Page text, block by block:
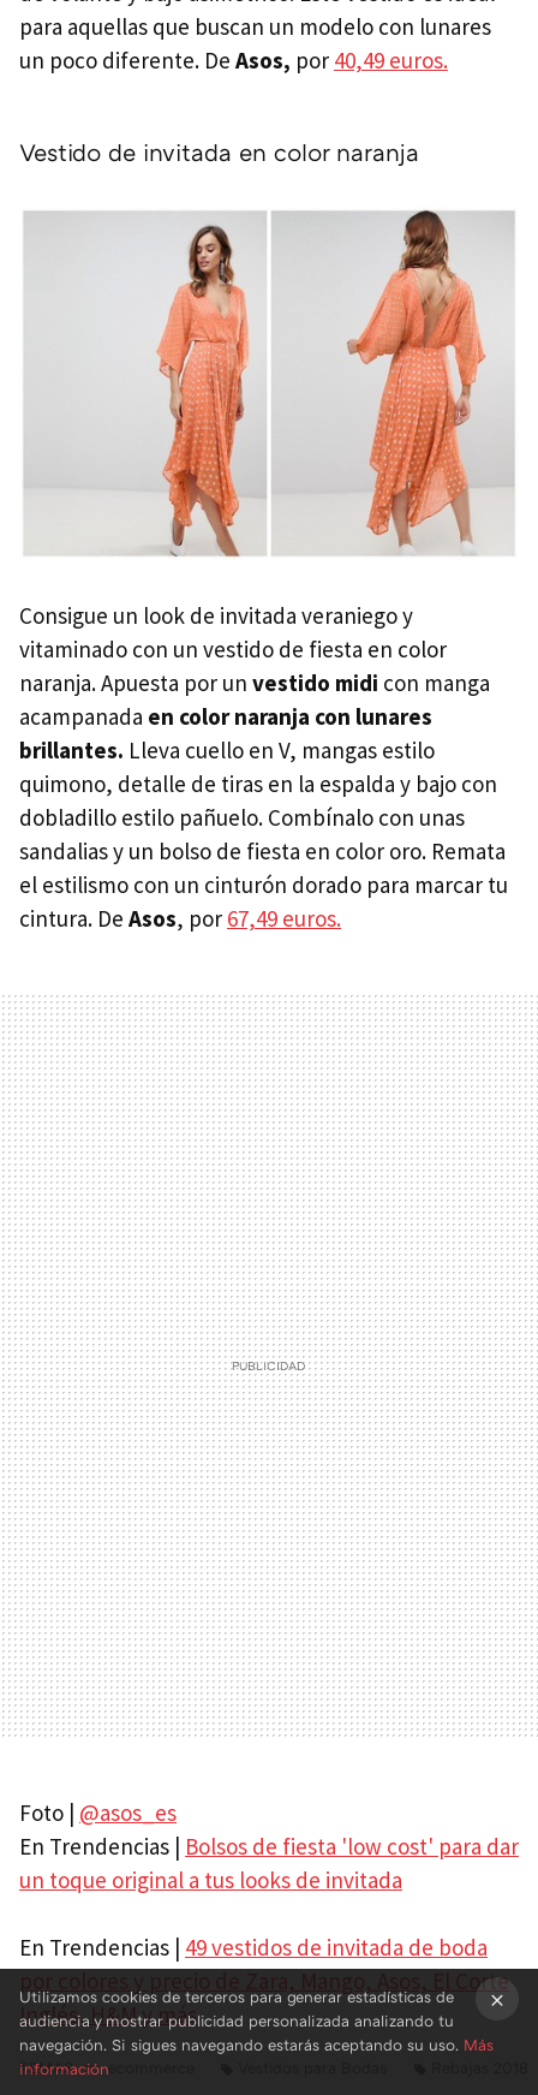
para aquellas que buscan un modelo con lunares
un poco diferente. De Asos, por 40,49 euros.
Vestido de invitada en color naranja
Consigue un look de invitada veraniego y
vitaminado con un vestido de fiesta en color
naranja. Apuesta por un vestido midi con manga
acampanada en color naranja con lunares
brillantes. Lleva cuello en V, mangas estilo
quimono, detalle de tiras en la espalda y bajo con
dobladillo estilo pañuelo. Combínalo con unas
sandalias y un bolso de fiesta en color oro. Remata
el estilismo con un cinturón dorado para marcar tu
cintura. De Asos, por 67,49 euros.
Foto | @asos_es
En Trendencias | Bolsos de fiesta 'low cost' para dar
un toque original a tus looks de invitada
En Trendencias | 49 vestidos de invitada de boda
por colores y precio de Zara, Mango, Asos, El Corte
Inglés, H&M y más
TEMAS
Utilizamos cookies de terceros para generar estadísticas de
audiencia y mostrar publicidad personalizada analizando tu
navegación. Si sigues navegando estarás aceptando su uso. Más
información